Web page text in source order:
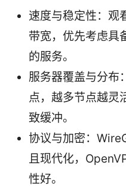
速度与稳定性：观
带宽，优先考虑具
的服务。
服务器覆盖与分布
点，越多节点越灵
致缓冲。
协议与加密：
且现代化，
性好。